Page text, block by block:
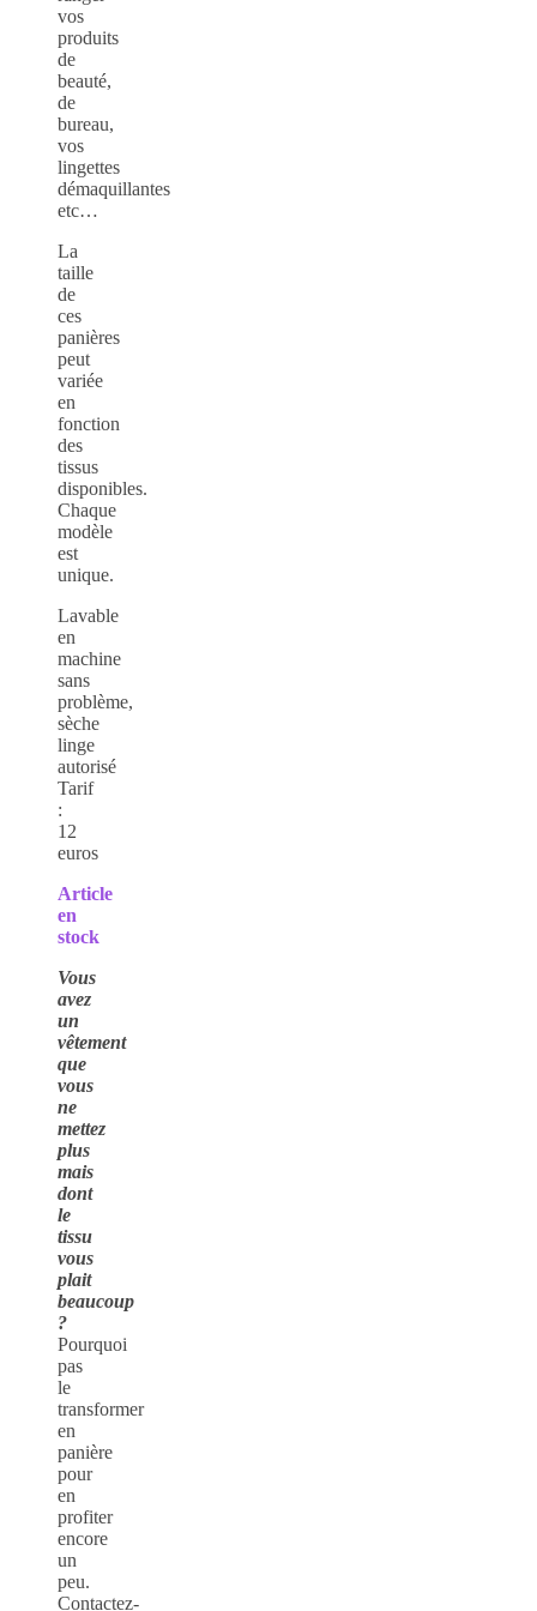
vos
produits
de
beauté,
de
bureau,
vos
lingettes
démaquillantes
etc…
La
taille
de
ces
panières
peut
variée
en
fonction
des
tissus
disponibles.
Chaque
modèle
est
unique.
Lavable
en
machine
sans
problème,
sèche
linge
autorisé
Tarif
:
12
euros
Article
en
stock
Vous
avez
un
vêtement
que
vous
ne
mettez
plus
mais
dont
le
tissu
vous
plait
beaucoup
?
Pourquoi
pas
le
transformer
en
panière
pour
en
profiter
encore
un
peu.
Contactez-